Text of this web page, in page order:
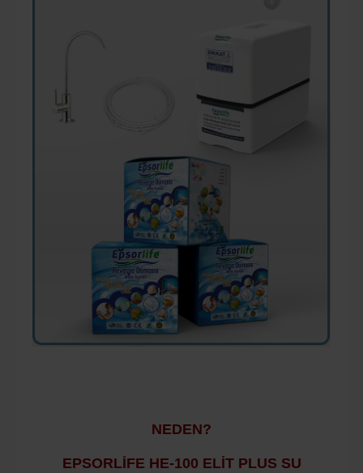
NEDEN?
EPSORLİFE HE-100 ELİT PLUS SU